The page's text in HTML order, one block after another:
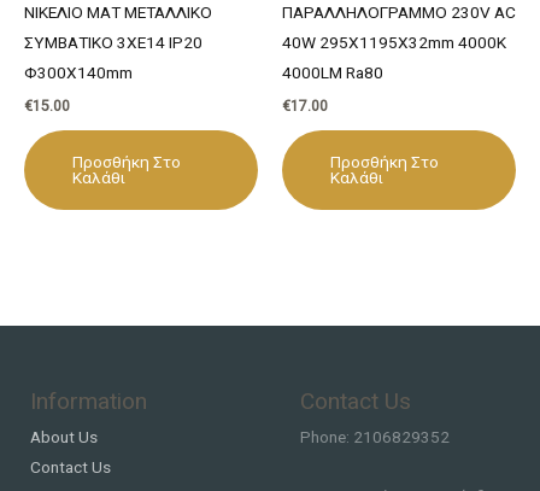
ΝΙΚΕΛΙΟ ΜΑΤ ΜΕΤΑΛΛΙΚΟ
ΣΥΜΒΑΤΙΚΟ 3ΧΕ14 IP20
Φ300Χ140mm
€15.00
Προσθήκη Στο
Καλάθι
ΠΑΡΑΛΛΗΛΟΓΡΑΜΜΟ 230V AC
40W 295X1195X32mm 4000K
4000LM Ra80
€17.00
Προσθήκη Στο
Καλάθι
Information
About Us
Contact Us
Contact Us
Phone: 2106829352